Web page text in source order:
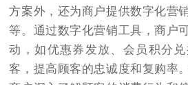
方案外，还为商户提供数字化营
等。通过数字化营销工具，商户
动，如优惠券发放、会员积分
客，提高顾客的忠诚度和复购率